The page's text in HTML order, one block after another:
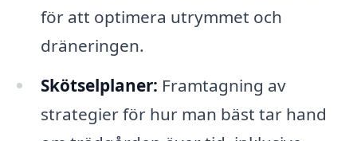
för att optimera utrymmet och
dräneringen.
Skötselplaner: Framtagning av
strategier för hur man bäst tar hand